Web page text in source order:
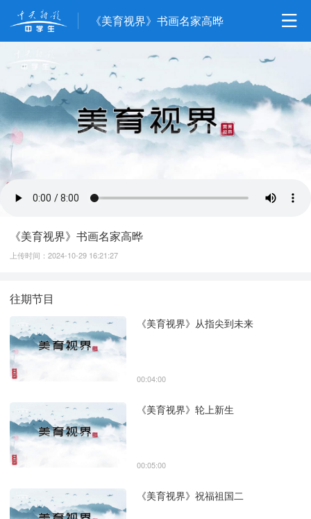
《美育视界》书画名家高晔
《美育视界》书画名家高晔
上传时间：2024-10-29 16:21:27
往期节目
《美育视界》从指尖到未来
00:04:00
《美育视界》轮上新生
00:05:00
《美育视界》祝福祖国二